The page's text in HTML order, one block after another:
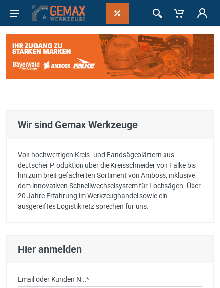
Wir sind Gemax Werkzeuge
Von hochwertigen Kreis- und Bandsägeblättern aus
deutscher Produktion über die Kreisschneider von Falke bis
hin zum breit gefächerten Sortiment von Amboss, inklusive
dem innovativen Schnellwechselsystem für Lochsägen. Über
20 Jahre Erfahrung im Werkzeughandel sowie ein
ausgereiftes Logistiknetz sprechen für uns.
Hier anmelden
Email oder Kunden Nr.:*